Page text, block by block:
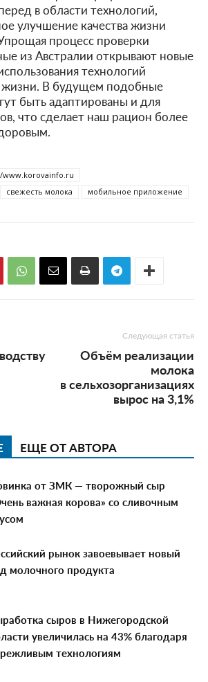
в области технологий,
улучшение качества жизни
процесс проверки
из Австралии открывают новые
технологий
жизни. В будущем подобные
быть адаптированы и для
что сделает наш рацион более
www.korovainfo.ru
свежесть молока мобильное приложение
Следующая статья
Объём реализации
молока
в сельхозорганизациях
вырос на 3,1%
ЕЩЕ ОТ АВТОРА
от ЗМК — творожный сыр
важная корова» со сливочным
рынок завоевывает новый
молочного продукта
сыров в Нижегородской
увеличилась на 43% благодаря
технологиям